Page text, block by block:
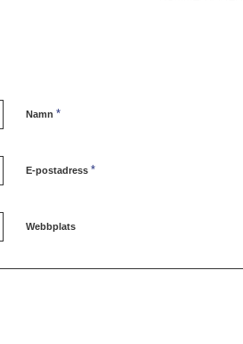
Namn *
E-postadress *
Webbplats